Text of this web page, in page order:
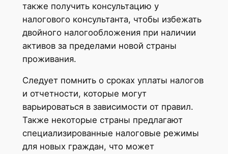
также получить консультацию у
налогового консультанта, чтобы избежать
двойного налогообложения при наличии
активов за пределами новой страны
проживания.
Следует помнить о сроках уплаты налогов
и отчетности, которые могут
варьироваться в зависимости от правил.
Также некоторые страны предлагают
специализированные налоговые режимы
для новых граждан, что может